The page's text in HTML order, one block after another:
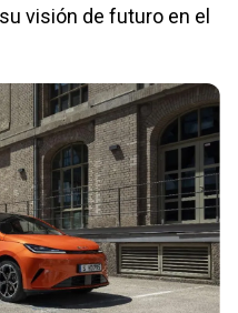
visión de futuro en el